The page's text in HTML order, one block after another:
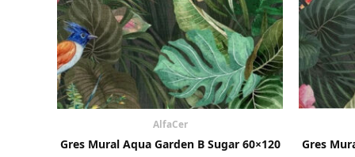
AlfaCer
Gres Mural Aqua Garden B Sugar 60×120
Gres